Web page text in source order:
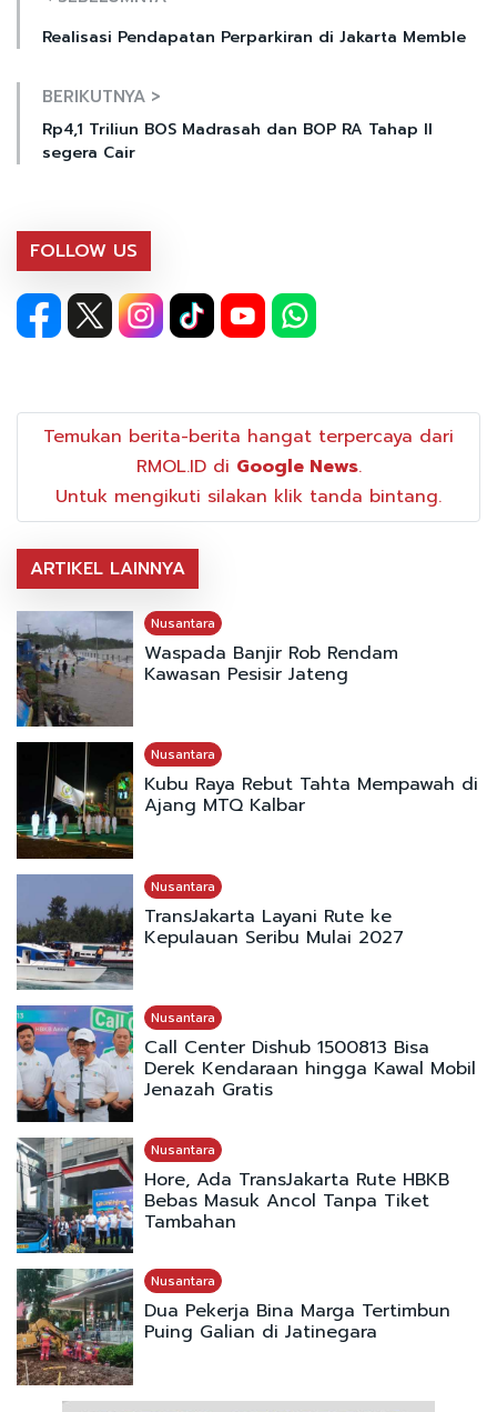
Realisasi Pendapatan Perparkiran di Jakarta Memble
BERIKUTNYA >
Rp4,1 Triliun BOS Madrasah dan BOP RA Tahap II
segera Cair
FOLLOW US
Temukan berita-berita hangat terpercaya dari
RMOL.ID di Google News.
Untuk mengikuti silakan klik tanda bintang.
ARTIKEL LAINNYA
Nusantara
Waspada Banjir Rob Rendam
Kawasan Pesisir Jateng
Nusantara
Kubu Raya Rebut Tahta Mempawah di
Ajang MTQ Kalbar
Nusantara
TransJakarta Layani Rute ke
Kepulauan Seribu Mulai 2027
Nusantara
Call Center Dishub 1500813 Bisa
Derek Kendaraan hingga Kawal Mobil
Jenazah Gratis
Nusantara
Hore, Ada TransJakarta Rute HBKB
Bebas Masuk Ancol Tanpa Tiket
Tambahan
Nusantara
Dua Pekerja Bina Marga Tertimbun
Puing Galian di Jatinegara